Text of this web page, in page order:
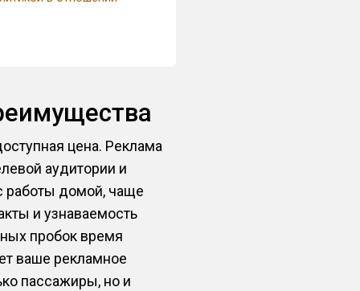
цена. Реклама
аудитории и
работы домой, чаще
и узнаваемость
пробок время
ваше рекламное
пассажиры, но и